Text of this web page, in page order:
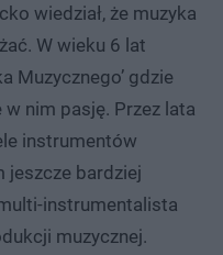
wiedział, że muzyka
W wieku 6 lat
Muzycznego’ gdzie
nim pasję. Przez lata
instrumentów
jeszcze bardziej
instrumentalista
muzycznej.